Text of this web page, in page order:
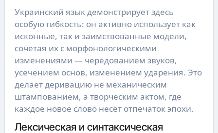
Украинский язык демонстрирует здесь
особую гибкость: он активно использует как
исконные, так и заимствованные модели,
сочетая их с морфонологическими
изменениями — чередованием звуков,
усечением основ, изменением ударения. Это
делает деривацию не механическим
штампованием, а творческим актом, где
каждое новое слово несёт отпечаток эпохи.
Лексическая и синтаксическая